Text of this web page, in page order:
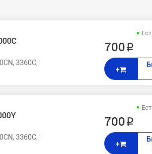
3360C, 240C, 1560, 1460, 1355, 750CW,
700 ₽
+
3360C, 240C, 1560, 1460, 1355, 750CW,
700 ₽
+